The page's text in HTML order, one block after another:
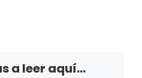
a leer aquí...